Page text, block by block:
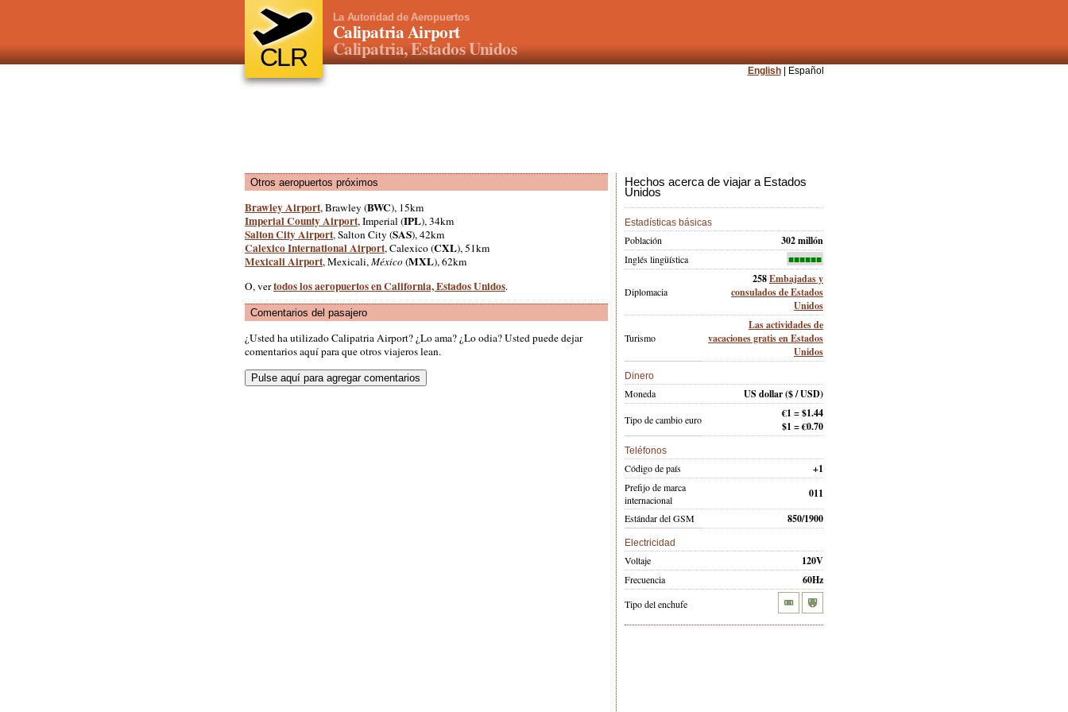
CLR
La Autoridad de Aeropuertos
Calipatria Airport
Calipatria, Estados Unidos
English| Español
Otros aeropuertos próximos
Brawley Airport, Brawley (BWC), 15km
Imperial County Airport, Imperial (IPL), 34km
Salton City Airport, Salton City (SAS), 42km
Calexico International Airport, Calexico (CXL), 51km
Mexicali Airport, Mexicali,México(MXL), 62km
O, vertodos los aeropuertos en California, Estados Unidos.
Comentarios del pasajero
¿Usted ha utilizado Calipatria Airport? ¿Lo ama? ¿Lo odia? Usted puede dejar
comentarios aquí para que otros viajeros lean.
Hechos acerca de viajar a Estados
Unidos
Estadísticas básicas
Población 302 millón
Inglés lingüística ■■■■■■
Diplomacia
258Embajadas y
consulados de Estados
Unidos
Turismo
Las actividades de
vacaciones gratis en Estados
Unidos
Dinero
Moneda US dollar($ / USD)
Tipo de cambio euro
€1 = $1.44
$1 = €0.70
Teléfonos
Código de país +1
Prefijo de marca
internacional
011
Estándar del GSM 850/1900
Electricidad
Voltaje 120V
Frecuencia 60Hz
Tipo del enchufe